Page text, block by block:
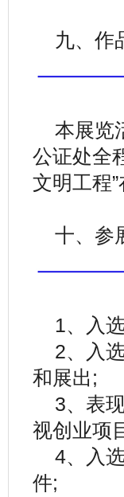
九、作
本展览
公证处全
文明工程
十、参
1、入
2、入
和展出;
3、表
视创业项
4、入
件;